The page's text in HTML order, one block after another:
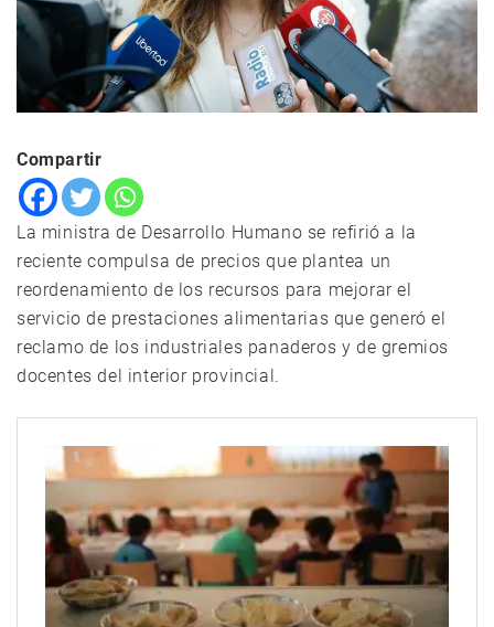
Compartir
La ministra de Desarrollo Humano se refirió a la
reciente compulsa de precios que plantea un
reordenamiento de los recursos para mejorar el
servicio de prestaciones alimentarias que generó el
reclamo de los industriales panaderos y de gremios
docentes del interior provincial.